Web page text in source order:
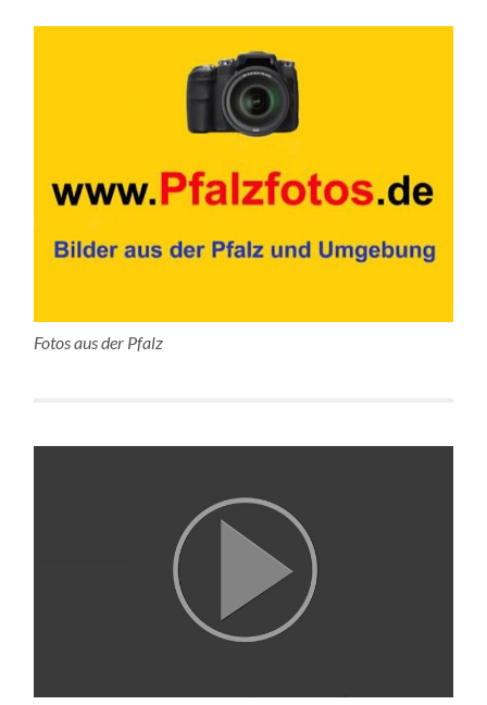
Fotos aus der Pfalz